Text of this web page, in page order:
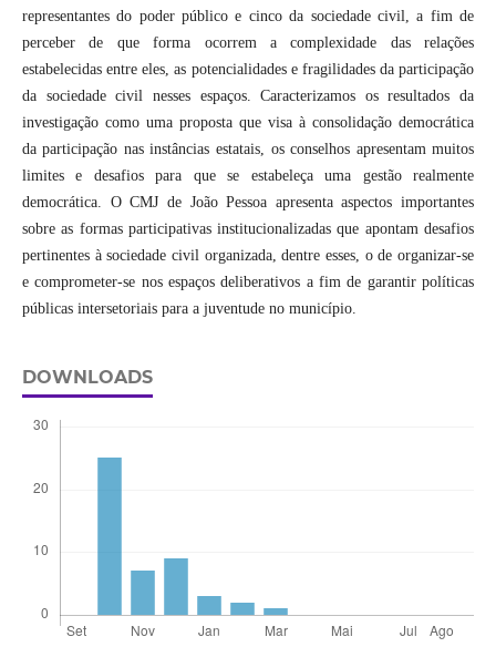
representantes do poder público e cinco da sociedade civil, a fim de
perceber de que forma ocorrem a complexidade das relações
estabelecidas entre eles, as potencialidades e fragilidades da participação
da sociedade civil nesses espaços. Caracterizamos os resultados da
investigação como uma proposta que visa à consolidação democrática
da participação nas instâncias estatais, os conselhos apresentam muitos
limites e desafios para que se estabeleça uma gestão realmente
democrática. O CMJ de João Pessoa apresenta aspectos importantes
sobre as formas participativas institucionalizadas que apontam desafios
pertinentes à sociedade civil organizada, dentre esses, o de organizar-se
e comprometer-se nos espaços deliberativos a fim de garantir políticas
públicas intersetoriais para a juventude no município.
DOWNLOADS